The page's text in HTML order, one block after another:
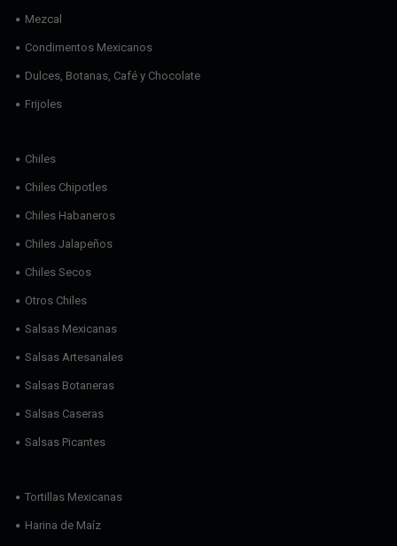
Mezcal
Condimentos Mexicanos
Dulces, Botanas, Café y Chocolate
Frijoles
Chiles
Chiles Chipotles
Chiles Habaneros
Chiles Jalapeños
Chiles Secos
Otros Chiles
Salsas Mexicanas
Salsas Artesanales
Salsas Botaneras
Salsas Caseras
Salsas Picantes
Tortillas Mexicanas
Harina de Maíz